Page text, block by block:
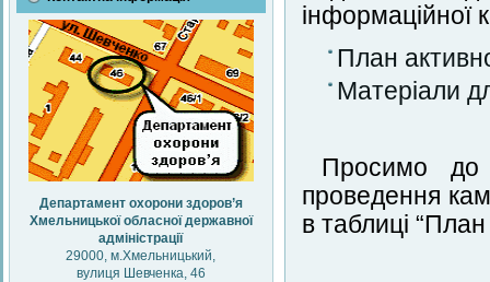
Департамент охорони здоров’я
Хмельницької обласної державної
адміністрації
29000, м.Хмельницький,
вулиця Шевченка, 46
інформаційної
План
Матеріали
Просимо до
проведення
в таблиці